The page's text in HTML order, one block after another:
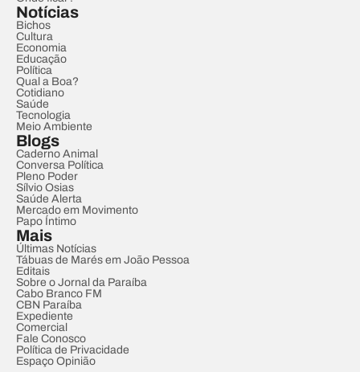
Notícias
Bichos
Cultura
Economia
Educação
Política
Qual a Boa?
Cotidiano
Saúde
Tecnologia
Meio Ambiente
Blogs
Caderno Animal
Conversa Política
Pleno Poder
Sílvio Osias
Saúde Alerta
Mercado em Movimento
Papo Íntimo
Mais
Últimas Notícias
Tábuas de Marés em João Pessoa
Editais
Sobre o Jornal da Paraíba
Cabo Branco FM
CBN Paraíba
Expediente
Comercial
Fale Conosco
Política de Privacidade
Espaço Opinião